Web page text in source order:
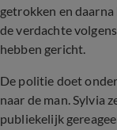
getrokken en
de verdachte
hebben gericht.
De politie doet
naar de man. Sylvia
publiekelijk